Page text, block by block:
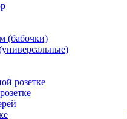
(бабочки)
розетке